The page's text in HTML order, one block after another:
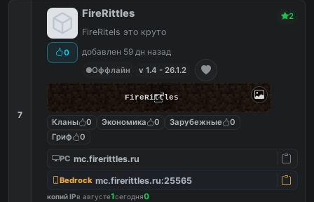
7
0
FireRittles 2
FireRitels это круто
добавлен 59 дн назад
Оффлайн
v 1.4 - 26.1.2
FireRittles
Кланы 0 Экономика 0 Зарубежные
0
Гриф
0
PC mc.firerittles.ru
Bedrock mc.firerittles.ru:25565
копий IPв августе1сегодня0